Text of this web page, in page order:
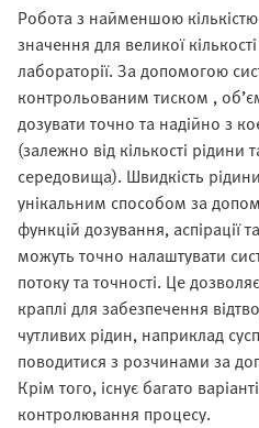
Робота з найменшою
значення для великої
лабораторії. За допомогою
контрольованим тиском ,
дозувати точно та надійно з
(залежно від кількості
середовища). Швидкість
унікальним способом за
функцій дозування, аспірації
можуть точно налаштувати
потоку та точності. Це
краплі для забезпечення
чутливих рідин, наприклад
поводитися з розчинами за
Крім того, існує багато
контролювання процесу.